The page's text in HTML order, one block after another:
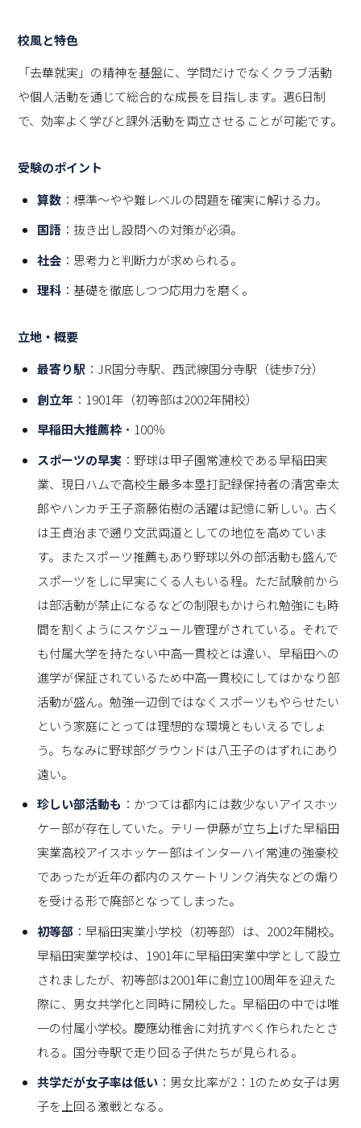
校風と特色
「去華就実」の精神を基盤に、学問だけでなくクラブ活動
や個人活動を通じて総合的な成長を目指します。週6日制
で、効率よく学びと課外活動を両立させることが可能です。
受験のポイント
算数 ：標準～やや難レベルの問題を確実に解ける力。
国語 ：抜き出し設問への対策が必須。
社会 ：思考力と判断力が求められる。
理科 ：基礎を徹底しつつ応用力を磨く。
立地・概要
最寄り駅 ：JR国分寺駅、西武線国分寺駅（徒歩7分）
創立年 ：1901年（初等部は2002年開校）
早稲田大推薦枠 ・100％
スポーツの早実 ：野球は甲子園常連校である早稲田実
業、現日ハムで高校生最多本塁打記録保持者の清宮幸太
郎やハンカチ王子斎藤佑樹の活躍は記憶に新しい。古く
は王貞治まで遡り文武両道としての地位を高めていま
す。またスポーツ推薦もあり野球以外の部活動も盛んで
スポーツをしに早実にくる人もいる程。ただ試験前から
は部活動が禁止になるなどの制限もかけられ勉強にも時
間を割くようにスケジュール管理がされている。それで
も付属大学を持たない中高一貫校とは違い、早稲田への
進学が保証されているため中高一貫校にしてはかなり部
活動が盛ん。勉強一辺倒ではなくスポーツもやらせたい
という家庭にとっては理想的な環境ともいえるでしょ
う。ちなみに野球部グラウンドは八王子のはずれにあり
遠い。
珍しい部活動も ：かつては都内には数少ないアイスホッ
ケー部が存在していた。テリー伊藤が立ち上げた早稲田
実業高校アイスホッケー部はインターハイ常連の強豪校
であったが近年の都内のスケートリンク消失などの煽り
を受ける形で廃部となってしまった。
初等部 ：早稲田実業小学校（初等部）は、2002年開校。
早稲田実業学校は、1901年に早稲田実業中学として設立
されましたが、初等部は2001年に創立100周年を迎えた
際に、男女共学化と同時に開校した。早稲田の中では唯
一の付属小学校。慶應幼稚舎に対抗すべく作られたとさ
れる。国分寺駅で走り回る子供たちが見られる。
共学だが女子率は低い ：男女比率が2：1のため女子は男
子を上回る激戦となる。